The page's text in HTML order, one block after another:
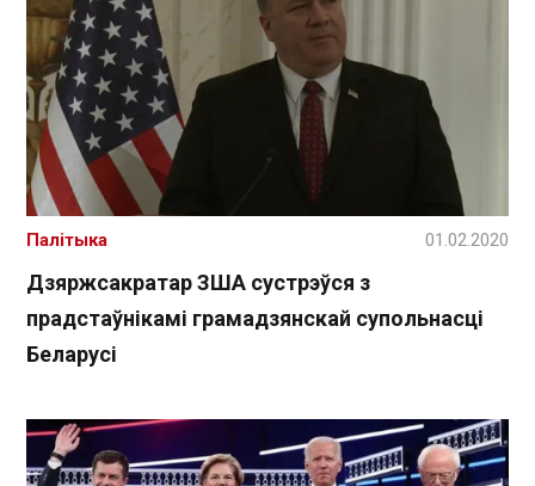
Дзяржсакратар ЗША сустрэўся з
прадстаўнікамі грамадзянскай супольнасці
Беларусі
Палітыка 01.02.2020